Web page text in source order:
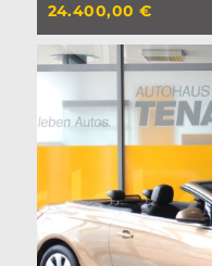
24.400,00 €